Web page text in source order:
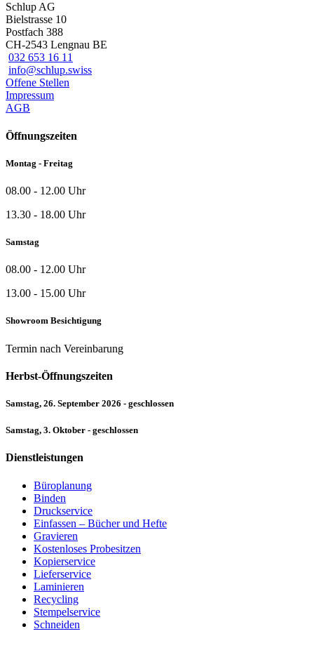
Schlup AG
Bielstrasse 10
Postfach 388
CH-2543 Lengnau BE
032 653 16 11
info@schlup.swiss
Offene Stellen
Impressum
AGB
Öffnungszeiten
Montag - Freitag
08.00 - 12.00 Uhr
13.30 - 18.00 Uhr
Samstag
08.00 - 12.00 Uhr
13.00 - 15.00 Uhr
Showroom Besichtigung
Termin nach Vereinbarung
Herbst-Öffnungszeiten
Samstag, 26. September 2026 - geschlossen
Samstag, 3. Oktober - geschlossen
Dienstleistungen
Büroplanung
Binden
Druckservice
Einfassen – Bücher und Hefte
Gravieren
Kostenloses Probesitzen
Kopierservice
Lieferservice
Laminieren
Recycling
Stempelservice
Schneiden